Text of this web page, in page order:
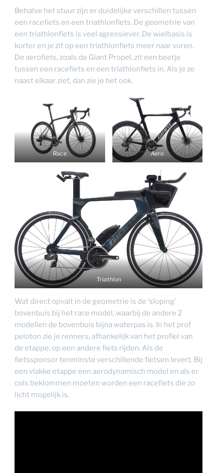
Behalve het stuur zijn er duidelijke verschillen tussen
een racefiets en een triathlonfiets. De geometrie van
een triathlonfiets is veel agressiever. De wielbasis is
korter en je zit op een triathlonfiets meer naar voren.
De aerofiets, zoals de Giant Propel, zit een beetje
tussen een racefiets en een triathlonfiets in. Als je ze
naast elkaar ziet, dan zie je het ook.
Race Aero
Triathlon
Wat direct opvalt in de geometrie is de ‘sloping’
bovenbuis bij het race model, waarbij de andere 2
modellen de bovenbuis bijna waterpas is. In het prof
peloton zie je renners, afhankelijk van het profiel van
de etappe, op een andere fiets rijden. Als de
fietssponsor tenminste verschillende fietsen levert. Bij
een vlakke etappe een aerodynamisch model en als er
cols beklommen moeten worden een racefiets die zo
licht mogelijk is.